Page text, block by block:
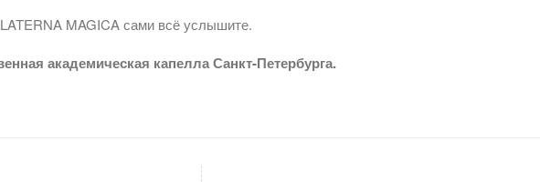
MAGICA сами всё услышите.
академическая капелла Санкт-Петербурга.